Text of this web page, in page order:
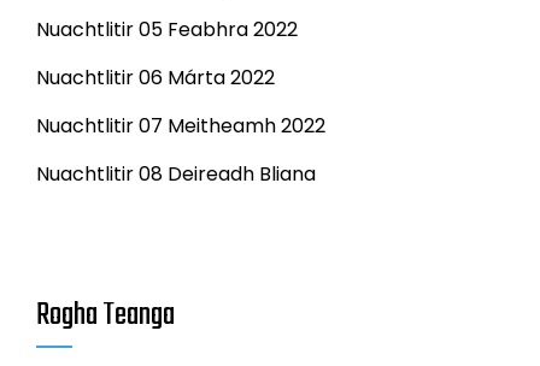
Nuachtlitir 05 Feabhra 2022
Nuachtlitir 06 Márta 2022
Nuachtlitir 07 Meitheamh 2022
Nuachtlitir 08 Deireadh Bliana
Rogha Teanga